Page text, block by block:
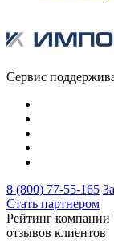
Сервис
8 (800) 77-55-165
Стать партнером
Рейтинг
отзывов клиентов